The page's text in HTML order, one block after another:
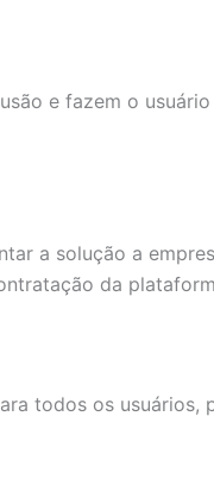
e fazem o
a solução a
da
todos os usuários,